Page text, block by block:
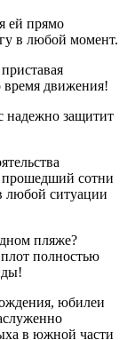
ей прямо
в любой момент.
время движения!
надежно защитит
сотни
любой ситуации
пляже?
полностью
юбилеи
в южной части